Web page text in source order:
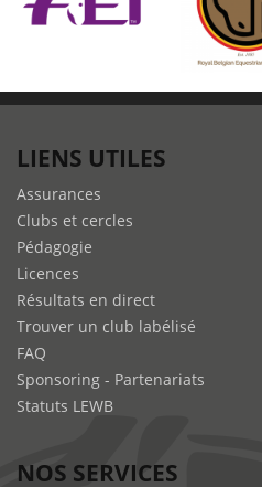
LIENS UTILES
Assurances
Clubs et cercles
Pédagogie
Licences
Résultats en direct
Trouver un club labélisé
FAQ
Sponsoring - Partenariats
Statuts LEWB
NOS SERVICES